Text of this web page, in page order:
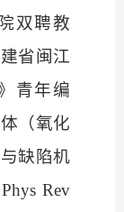
双聘教
省闽江
青年编
（氧化
缺陷机
Phys Rev